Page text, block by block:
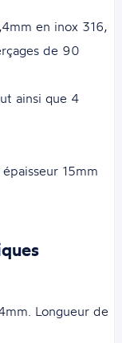
en inox 316,
de 90
ainsi que 4
15mm
Longueur de